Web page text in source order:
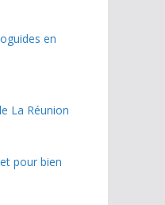
en
La Réunion
pour bien